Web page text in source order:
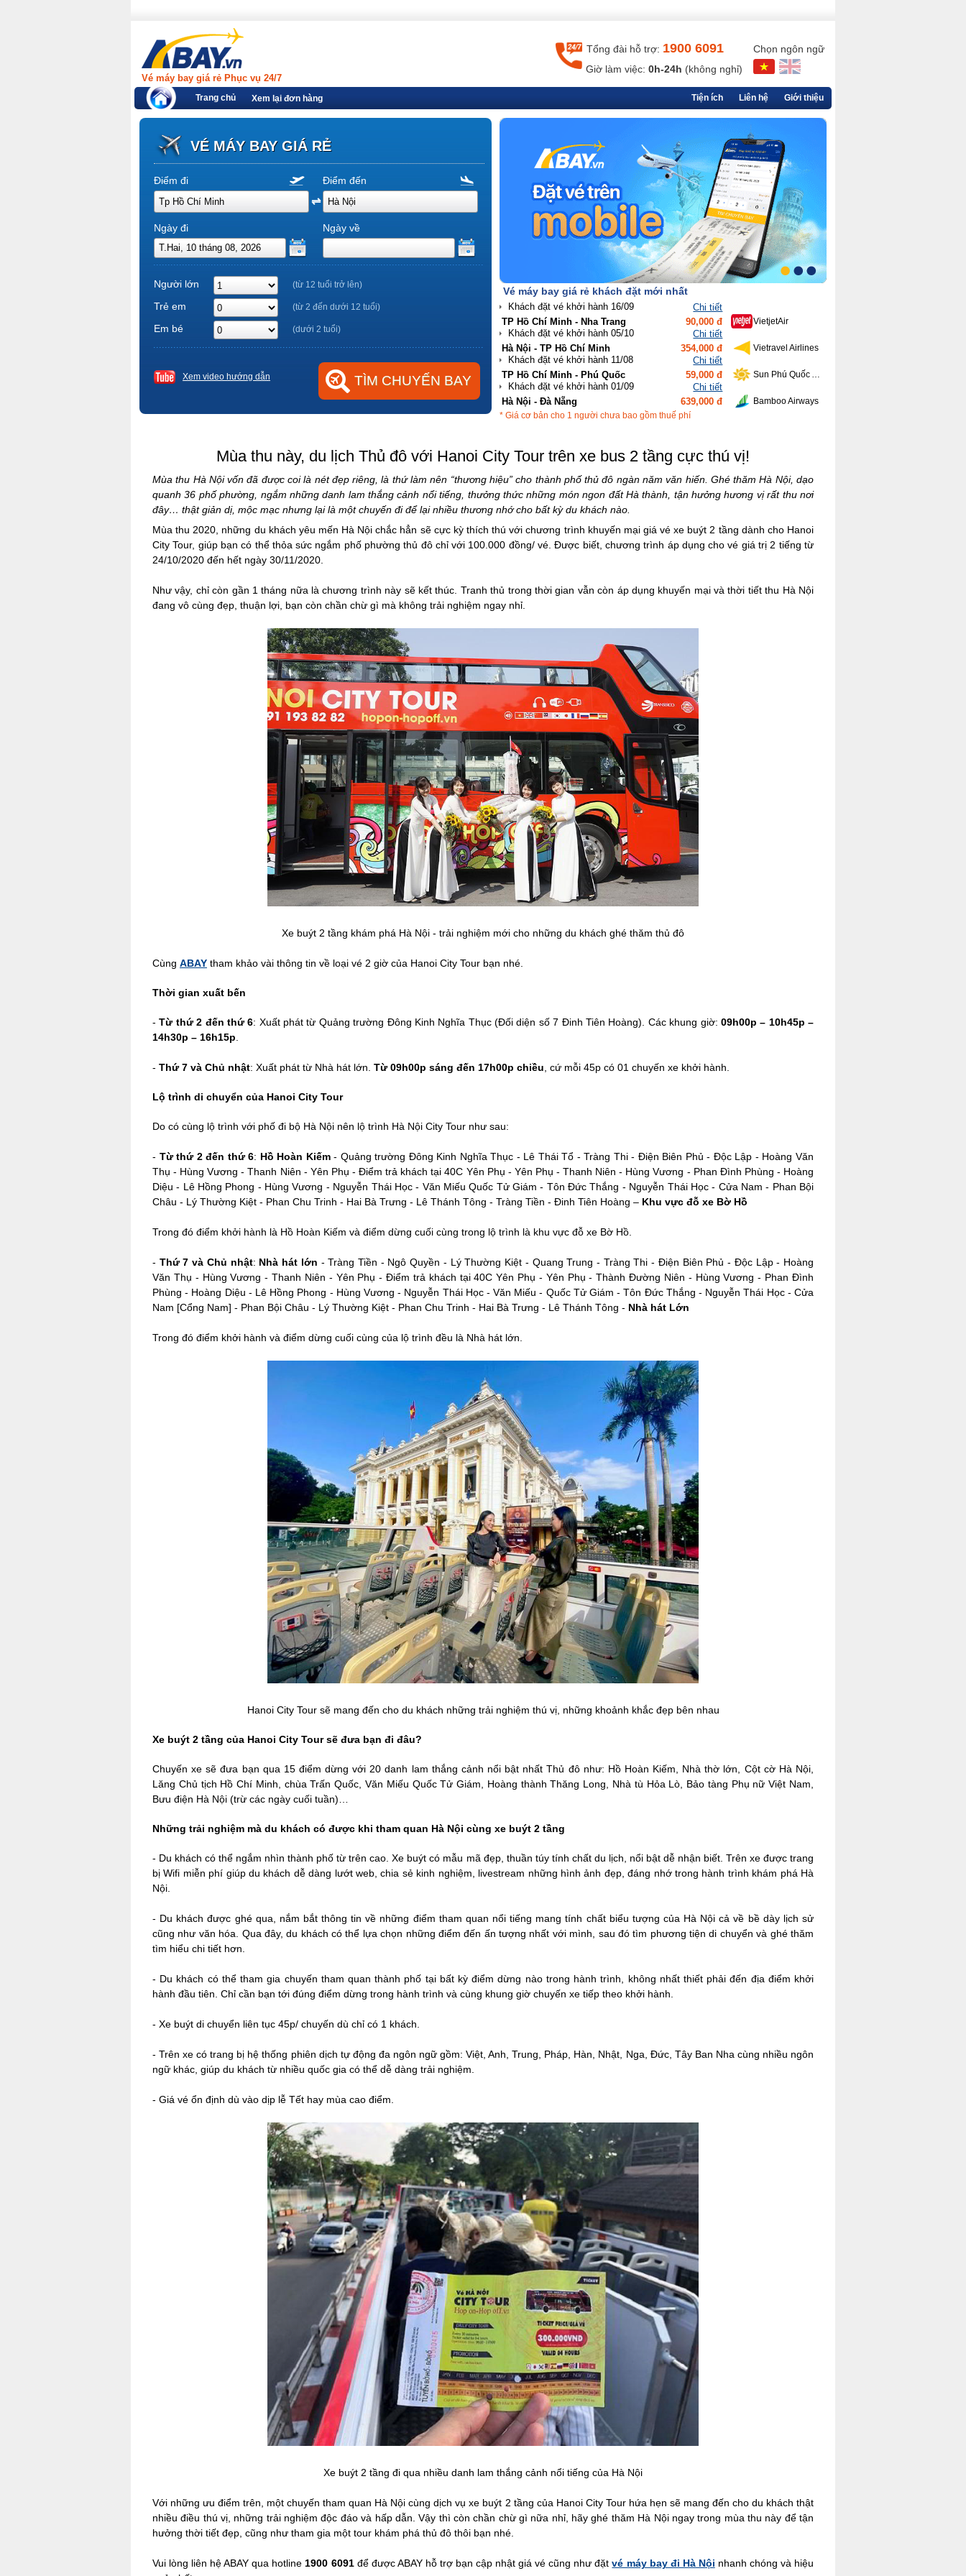
Vé máy bay giá rẻ Phục vụ 24/7
Tổng đài hỗ trợ: 1900 6091
Giờ làm việc: 0h-24h (không nghỉ)
Chọn ngôn ngữ
Trang chủ Xem lại đơn hàng Giới thiệu
Liên hệ
Tiện ích
VÉ MÁY BAY GIÁ RẺ
Điểm đi Điểm đến
Ngày đi Ngày về
Người lớn (từ 12 tuổi trở lên)
Trẻ em (từ 2 đến dưới 12 tuổi)
Em bé (dưới 2 tuổi)
Xem video hướng dẫn
Vé máy bay giá rẻ khách đặt mới nhất
TP Hồ Chí Minh - Nha Trang 90,000 đ
Chi tiết
VietjetAir
Hà Nội - TP Hồ Chí Minh 354,000 đ
Chi tiết
Vietravel Airlines
TP Hồ Chí Minh - Phú Quốc 59,000 đ
Chi tiết
Sun Phú Quốc Airways
Hà Nội - Đà Nẵng 639,000 đ
Chi tiết
Bamboo Airways
* Giá cơ bản cho 1 người chưa bao gồm thuế phí
Mùa thu này, du lịch Thủ đô với Hanoi City Tour trên xe bus 2 tầng cực thú vị!
Mùa thu Hà Nội vốn đã được coi là nét đẹp riêng, là thứ làm nên “thương hiệu” cho thành phố thủ đô ngàn năm văn hiến. Ghé thăm Hà Nội, dạo
quanh 36 phố phường, ngắm những danh lam thắng cảnh nổi tiếng, thưởng thức những món ngon đất Hà thành, tận hưởng hương vị rất thu nơi
đây… thật giản dị, mộc mạc nhưng lại là một chuyến đi để lại nhiều thương nhớ cho bất kỳ du khách nào.
Mùa thu 2020, những du khách yêu mến Hà Nội chắc hẳn sẽ cực kỳ thích thú với chương trình khuyến mại giá vé xe buýt 2 tầng dành cho Hanoi
City Tour, giúp bạn có thể thỏa sức ngắm phố phường thủ đô chỉ với 100.000 đồng/ vé. Được biết, chương trình áp dụng cho vé giá trị 2 tiếng từ
24/10/2020 đến hết ngày 30/11/2020.
Như vậy, chỉ còn gần 1 tháng nữa là chương trình này sẽ kết thúc. Tranh thủ trong thời gian vẫn còn áp dụng khuyến mại và thời tiết thu Hà Nội
đang vô cùng đẹp, thuận lợi, bạn còn chần chừ gì mà không trải nghiệm ngay nhỉ.
Xe buýt 2 tầng khám phá Hà Nội - trải nghiệm mới cho những du khách ghé thăm thủ đô
Cùng ABAY tham khảo vài thông tin về loại vé 2 giờ của Hanoi City Tour bạn nhé.
Thời gian xuất bến
-Từ thứ 2 đến thứ 6: Xuất phát từ Quảng trường Đông Kinh Nghĩa Thục (Đối diện số 7 Đinh Tiên Hoàng). Các khung giờ: 09h00p – 10h45p –
14h30p – 16h15p
- Thứ 7 và Chủ nhật: Xuất phát từ Nhà hát lớn. Từ 09h00p sáng đến 17h00p chiều , cứ mỗi 45p có 01 chuyến xe khởi hành.
Lộ trình di chuyển của Hanoi City Tour
Do có cùng lộ trình với phố đi bộ Hà Nội nên lộ trình Hà Nội City Tour như sau:
- Từ thứ 2 đến thứ 6: Hồ Hoàn Kiếm- Quảng trường Đông Kinh Nghĩa Thục - Lê Thái Tổ - Tràng Thi - Điện Biên Phủ - Độc Lập - Hoàng Văn
Thụ - Hùng Vương - Thanh Niên - Yên Phụ - Điểm trả khách tại 40C Yên Phụ - Yên Phụ - Thanh Niên - Hùng Vương - Phan Đình Phùng - Hoàng
Diệu - Lê Hồng Phong - Hùng Vương - Nguyễn Thái Học - Văn Miếu Quốc Tử Giám - Tôn Đức Thắng - Nguyễn Thái Học - Cửa Nam - Phan Bội
Châu - Lý Thường Kiệt - Phan Chu Trinh - Hai Bà Trưng - Lê Thánh Tông - Tràng Tiền - Đinh Tiên Hoàng – Khu vực đỗ xe Bờ Hồ
Trong đó điểm khởi hành là Hồ Hoàn Kiếm và điểm dừng cuối cùng trong lộ trình là khu vực đỗ xe Bờ Hồ.
- Thứ 7 và Chủ nhật: Nhà hát lớn - Tràng Tiền - Ngô Quyền - Lý Thường Kiệt - Quang Trung - Tràng Thi - Điện Biên Phủ - Độc Lập - Hoàng
Văn Thụ - Hùng Vương - Thanh Niên - Yên Phụ - Điểm trả khách tại 40C Yên Phụ - Yên Phụ - Thành Đường Niên - Hùng Vương - Phan Đình
Phùng - Hoàng Diệu - Lê Hồng Phong - Hùng Vương - Nguyễn Thái Học - Văn Miếu - Quốc Tử Giám - Tôn Đức Thắng - Nguyễn Thái Học - Cửa
Nam [Cổng Nam] - Phan Bội Châu - Lý Thường Kiệt - Phan Chu Trinh - Hai Bà Trưng - Lê Thánh Tông - Nhà hát Lớn
Trong đó điểm khởi hành và điểm dừng cuối cùng của lộ trình đều là Nhà hát lớn.
Hanoi City Tour sẽ mang đến cho du khách những trải nghiệm thú vị, những khoảnh khắc đẹp bên nhau
Xe buýt 2 tầng của Hanoi City Tour sẽ đưa bạn đi đâu?
Chuyến xe sẽ đưa bạn qua 15 điểm dừng với 20 danh lam thắng cảnh nổi bật nhất Thủ đô như: Hồ Hoàn Kiếm, Nhà thờ lớn, Cột cờ Hà Nội,
Lăng Chủ tịch Hồ Chí Minh, chùa Trấn Quốc, Văn Miếu Quốc Tử Giám, Hoàng thành Thăng Long, Nhà tù Hỏa Lò, Bảo tàng Phụ nữ Việt Nam,
Bưu điện Hà Nội (trừ các ngày cuối tuần)…
Những trải nghiệm mà du khách có được khi tham quan Hà Nội cùng xe buýt 2 tầng
- Du khách có thể ngắm nhìn thành phố từ trên cao. Xe buýt có mẫu mã đẹp, thuần túy tính chất du lịch, nổi bật dễ nhận biết. Trên xe được trang
bị Wifi miễn phí giúp du khách dễ dàng lướt web, chia sẻ kinh nghiệm, livestream những hình ảnh đẹp, đáng nhớ trong hành trình khám phá Hà
Nội.
- Du khách được ghé qua, nắm bắt thông tin về những điểm tham quan nổi tiếng mang tính chất biểu tượng của Hà Nội cả về bề dày lịch sử
cũng như văn hóa. Qua đây, du khách có thể lựa chọn những điểm đến ấn tượng nhất với mình, sau đó tìm phương tiện di chuyển và ghé thăm
tìm hiểu chi tiết hơn.
- Du khách có thể tham gia chuyến tham quan thành phố tại bất kỳ điểm dừng nào trong hành trình, không nhất thiết phải đến địa điểm khởi
hành đầu tiên. Chỉ cần bạn tới đúng điểm dừng trong hành trình và cùng khung giờ chuyến xe tiếp theo khởi hành.
- Xe buýt di chuyển liên tục 45p/ chuyến dù chỉ có 1 khách.
- Trên xe có trang bị hệ thống phiên dịch tự động đa ngôn ngữ gồm: Việt, Anh, Trung, Pháp, Hàn, Nhật, Nga, Đức, Tây Ban Nha cùng nhiều ngôn
ngữ khác, giúp du khách từ nhiều quốc gia có thể dễ dàng trải nghiệm.
- Giá vé ổn định dù vào dịp lễ Tết hay mùa cao điểm.
Xe buýt 2 tầng đi qua nhiều danh lam thắng cảnh nổi tiếng của Hà Nội
Với những ưu điểm trên, một chuyến tham quan Hà Nội cùng dịch vụ xe buýt 2 tầng của Hanoi City Tour hứa hẹn sẽ mang đến cho du khách thật
nhiều điều thú vị, những trải nghiệm độc đáo và hấp dẫn. Vậy thì còn chần chừ gì nữa nhỉ, hãy ghé thăm Hà Nội ngay trong mùa thu này để tận
hưởng thời tiết đẹp, cũng như tham gia một tour khám phá thủ đô thôi bạn nhé.
Vui lòng liên hệ ABAY qua hotline 1900 6091để được ABAY hỗ trợ bạn cập nhật giá vé cũng như đặtvé máy bay đi Hà Nội nhanh chóng và hiệu